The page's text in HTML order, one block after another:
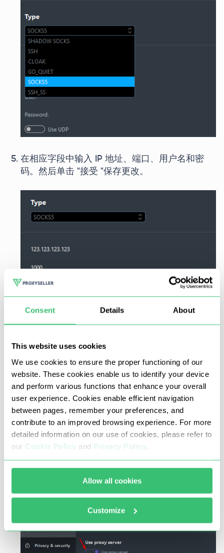
Consent Details About
This website uses cookies
We use cookies to ensure the proper functioning of our
website. These cookies enable us to identify your device
and perform various functions that enhance your overall
user experience. Cookies enable efficient navigation
between pages, remember your preferences, and
contribute to an improved browsing experience. For more
detailed information on our use of cookies, please refer to
our Cookie Policy and Privacy Policy
Allow all cookies
Customize
在相应字段中输入 IP 地址、端口、用户名和密
码。然后单击 "接受 "保存更改。
您将返回到上一个设置页面。使用代理服务器 "切
换按钮下方是状态显示。要激活连接，请将切换